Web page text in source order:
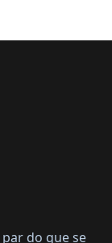
do que se